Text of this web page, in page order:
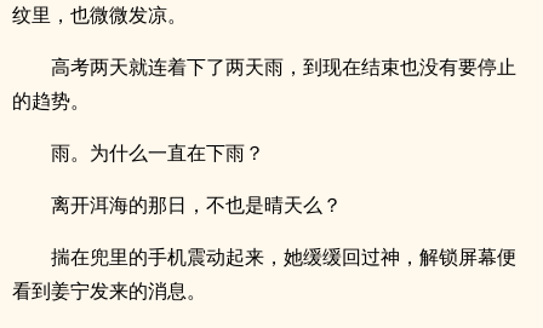
纹里，也微微发凉。
高考两天就连着下了两天雨，到现在结束也没有要停止
的趋势。
雨。为什么一直在下雨？
离开洱海的那日，不也是晴天么？
揣在兜里的手机震动起来，她缓缓回过神，解锁屏幕便
看到姜宁发来的消息。